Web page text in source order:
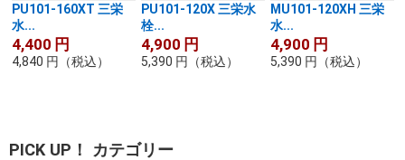
PU101-160XT 三栄
水...
4,400 円
4,840 円 （税込）
PU101-120X 三栄水
栓...
4,900 円
5,390 円 （税込）
MU101-120XH 三栄
水...
4,900 円
5,390 円 （税込）
PICK UP！ カテゴリー